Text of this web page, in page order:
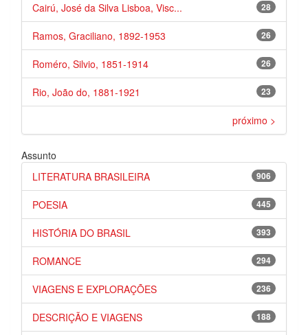
28
Cairú, José da Silva Lisboa, Visc...
26
Ramos, Graciliano, 1892-1953
26
Roméro, Silvio, 1851-1914
23
Rio, João do, 1881-1921
próximo >
Assunto
906
LITERATURA BRASILEIRA
445
POESIA
393
HISTÓRIA DO BRASIL
294
ROMANCE
236
VIAGENS E EXPLORAÇÕES
188
DESCRIÇÃO E VIAGENS